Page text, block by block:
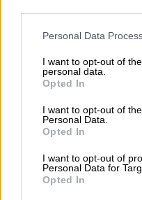
Please note that this
not limited to your visit or
grant or deny consent to
use your data for below
consent section.
Personal Data
I want to opt-out of
personal data.
Opted In
I want to opt-out of
Personal Data.
Opted In
I want to opt-out of
Personal Data for
Opted In
Πώς πλούτισε